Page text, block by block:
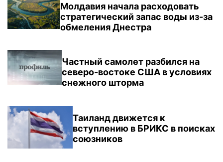
Молдавия начала расходовать
стратегический запас воды из-за
обмеления Днестра
Частный самолет разбился на
северо-востоке США в условиях
снежного шторма
Таиланд движется к
вступлению в БРИКС в поисках
союзников